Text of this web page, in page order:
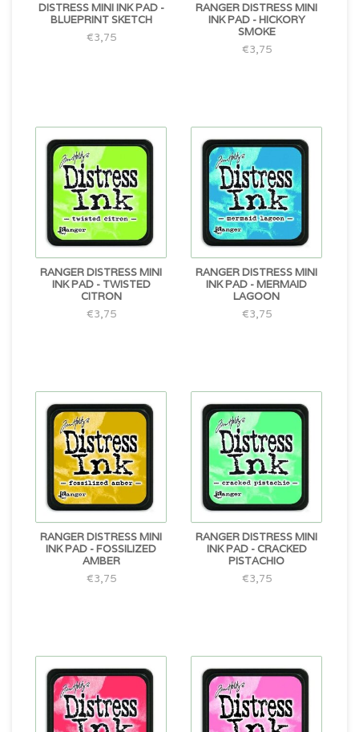
DISTRESS MINI INK PAD -
BLUEPRINT SKETCH
€3,75
RANGER DISTRESS MINI
INK PAD - HICKORY
SMOKE
€3,75
RANGER DISTRESS MINI
INK PAD - TWISTED
CITRON
€3,75
RANGER DISTRESS MINI
INK PAD - MERMAID
LAGOON
€3,75
RANGER DISTRESS MINI
INK PAD - FOSSILIZED
AMBER
€3,75
RANGER DISTRESS MINI
INK PAD - CRACKED
PISTACHIO
€3,75